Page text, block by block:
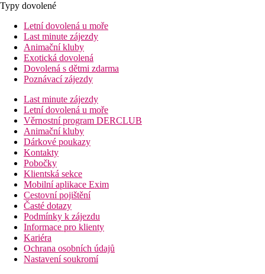
Typy dovolené
Letní dovolená u moře
Last minute zájezdy
Animační kluby
Exotická dovolená
Dovolená s dětmi zdarma
Poznávací zájezdy
Last minute zájezdy
Letní dovolená u moře
Věrnostní program DERCLUB
Animační kluby
Dárkové poukazy
Kontakty
Pobočky
Klientská sekce
Mobilní aplikace Exim
Cestovní pojištění
Časté dotazy
Podmínky k zájezdu
Informace pro klienty
Kariéra
Ochrana osobních údajů
Nastavení soukromí